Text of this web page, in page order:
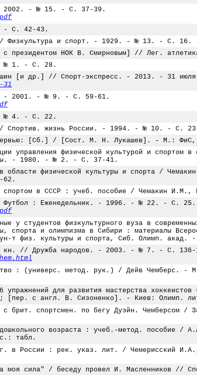
2002. - № 15. - С. 37-39.
- С. 42-43.
// Физкультура и спорт. - 1929. - № 13. - С. 16.
с президентом НОК В. Смирновым] // Лег.
№ 1. - С. 28.
[и др.] // Спорт-экспресс. - 2013. - 31
31
- 2001. - № 9. - С. 59-61.
- № 4. - С. 22.
// Спортив. жизнь России. - 1994. - № 10. - С.
[Сб.] / [Сост. М. Н. Лукашев]. - М.:
управления физической культурой и спортом
- 1980. - № 2. - С. 37-41.
в области физической культуры и спорта /
62.
и спортом в СССР : учеб. пособие / Чемакин
Футбол : Еженедельник. - 1996. - № 22. - С. 25.
у студентов физкультурного вуза в
спорта и олимпизма в Сибири : материалы
т физ. культуры и спорта, Сиб. Олимп.
кн. // Дружба народов. - 2003. - № 7. - С. 136-
: (универс. метод. рук.) / Дейв Чемберс.
упражнений для развития мастерства
; [пер. с англ. В. Сизоненко]. - Киев: Олимп.
брит. спортсмен. по бегу Дуэйн. Чемберсом
дошкольного возраста : учеб.-метод. пособие
табл.
в России : рек. указ. лит. / Чемерисский
моя сила" / беседу провел И. Масленников